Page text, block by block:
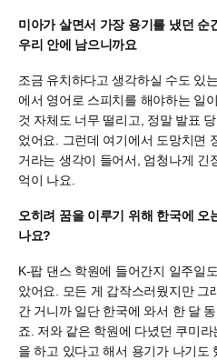
미아가 살면서 가장 용기를 냈던 순
우리 안에 남으니까요
조금 유치하다고 생각하실 수도 있
에서 영어로 스피치를 해야하는 일
것 자체도 너무 떨리고, 정말 발표
었어요. 그런데 여기에서 도망치면
거라는 생각이 들어서, 엄청나게 긴
억이 나요.
오히려 꿈을 이루기 위해 한국에 오
나요?
K-팝 댄스 학원에 들어간지 일주일
았어요. 모든 게 갑작스러웠지만 그
간 거니까 일단 한국에 와서 한 달
죠. 저와 같은 학원에 다녔던 쿠미
을 하고 있다고 해서 용기가 나기도